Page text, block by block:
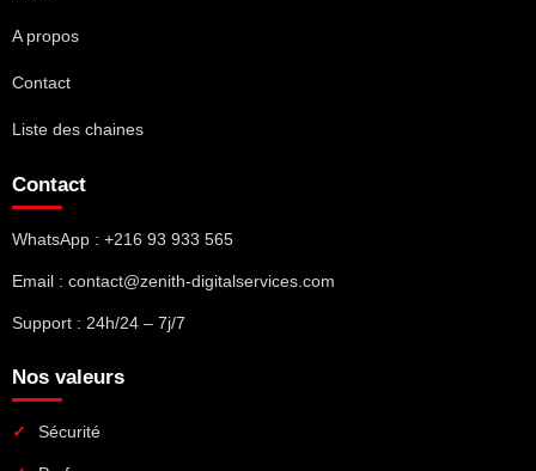
A propos
Contact
Liste des chaines
Contact
WhatsApp : +216 93 933 565
Email : contact@zenith-digitalservices.com
Support : 24h/24 – 7j/7
Nos valeurs
Sécurité